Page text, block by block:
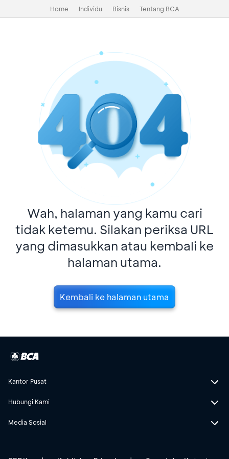
Home Individu Bisnis Tentang BCA
Wah, halaman yang kamu cari
tidak ketemu. Silakan periksa URL
yang dimasukkan atau kembali ke
halaman utama.
Kembali ke halaman utama
Kantor Pusat
Hubungi Kami
Media Sosial